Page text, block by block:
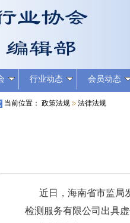
行业动态 会员动态
当前位置： 政策法规 法律法规
近日，海南省市监局发
检测服务有限公司出具